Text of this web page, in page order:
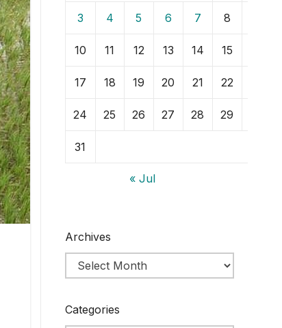
3 4 5 6 7 8
10 11 12 13 14 15
17 18 19 20 21 22
24 25 26 27 28 29
31
« Jul
Archives
Categories